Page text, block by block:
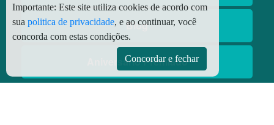
Blog
Aniversário Premiado
Importante: Este site utiliza cookies de acordo com
sua politica de privacidade, e ao continuar, você
concorda com estas condições.
Concordar e fechar